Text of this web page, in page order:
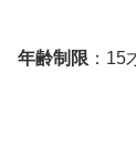
年齢制限 ：15